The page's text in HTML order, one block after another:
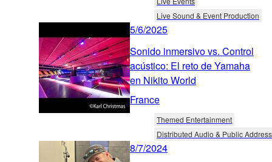
Live Sound & Event Production
5/6/2025
Sonido inmersivo vs. Control
acústico: El reto de Yamaha
en Nikito World
France
Themed Entertainment
Distributed Audio & Public Address
8/7/2024